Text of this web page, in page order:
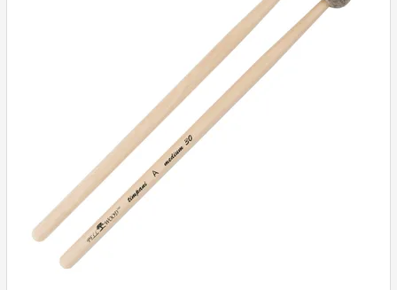
Dárkové předměty
Noty a knihy
Pro děti